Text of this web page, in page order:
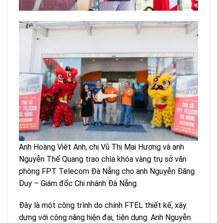
Anh Hoàng Việt Anh, chị Vũ Thị Mai Hương và anh
Nguyễn Thế Quang trao chìa khóa vàng trụ sở văn
phòng FPT Telecom Đà Nẵng cho anh Nguyễn Đăng
Duy – Giám đốc Chi nhánh Đà Nẵng.
Đây là một công trình do chính FTEL thiết kế, xây
dựng với công năng hiện đại, tiện dụng. Anh Nguyễn